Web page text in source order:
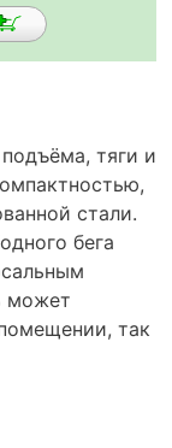
тяги и
стали.
бега
может
так